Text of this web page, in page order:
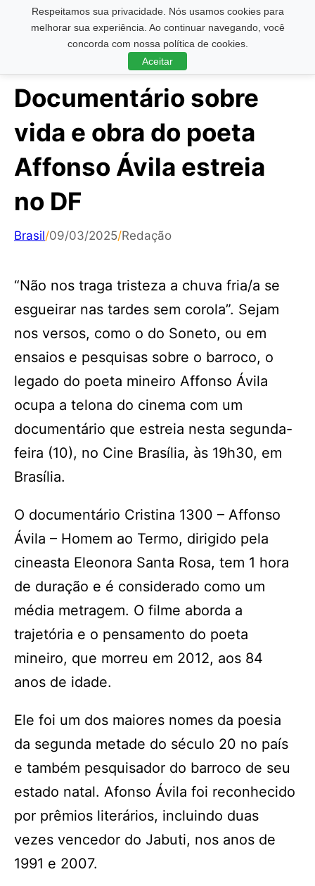
Respeitamos sua privacidade. Nós usamos cookies para
melhorar sua experiência. Ao continuar navegando, você
concorda com nossa política de cookies.
Aceitar
Pesquisar ...
Documentário sobre
vida e obra do poeta
Affonso Ávila estreia
no DF
Brasil/09/03/2025/Redação
“Não nos traga tristeza a chuva fria/a se
esgueirar nas tardes sem corola”. Sejam
nos versos, como o do Soneto, ou em
ensaios e pesquisas sobre o barroco, o
legado do poeta mineiro Affonso Ávila
ocupa a telona do cinema com um
documentário que estreia nesta segunda-
feira (10), no Cine Brasília, às 19h30, em
Brasília.
O documentário Cristina 1300 – Affonso
Ávila – Homem ao Termo, dirigido pela
cineasta Eleonora Santa Rosa, tem 1 hora
de duração e é considerado como um
média metragem. O filme aborda a
trajetória e o pensamento do poeta
mineiro, que morreu em 2012, aos 84
anos de idade.
Ele foi um dos maiores nomes da poesia
da segunda metade do século 20 no país
e também pesquisador do barroco de seu
estado natal. Afonso Ávila foi reconhecido
por prêmios literários, incluindo duas
vezes vencedor do Jabuti, nos anos de
1991 e 2007.